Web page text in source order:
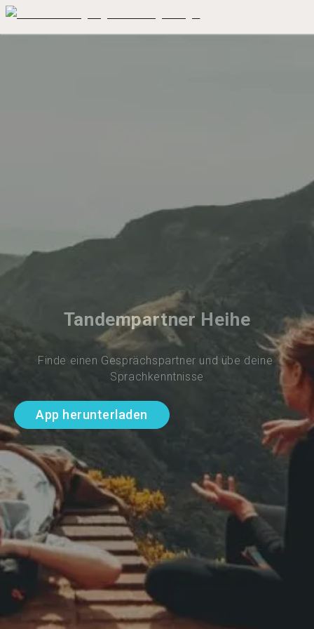
Tandempartner Heihe
Finde einen Gesprächspartner und übe deine
Sprachkenntnisse
App herunterladen